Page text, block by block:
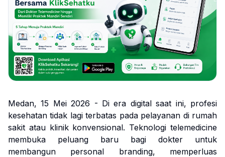
Medan, 15 Mei 2026 - Di era digital saat ini, profesi
kesehatan tidak lagi terbatas pada pelayanan di rumah
sakit atau klinik konvensional. Teknologi telemedicine
membuka peluang baru bagi dokter untuk
membangun personal branding, memperluas